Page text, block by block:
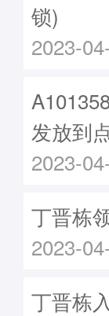
锁)
2023-
发放到
2023-
丁晋栋
2023-
丁晋栋